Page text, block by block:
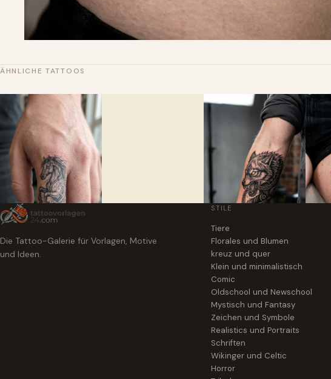
ÄHNLICHE TATTOOS
Die Tattoo-Galerie für Vorlagen, Motive
und Ideen.
STILE
Tiere
Florales und Blumen
kreuz und quer
Klein und minimalistisch
Comic
Oldschool und Newschool
Mystisch und Fantasy
Zeichen und Symbole
Realistics und Portraits
Schriften
Wikinger und Celtic
Horror